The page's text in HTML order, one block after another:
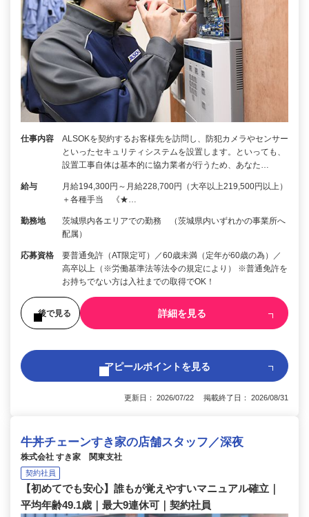
仕事内容
ALSOKを契約するお客様先を訪問し、防犯カメラやセンサー
といったセキュリティシステムを設置します。といっても、
設置工事自体は基本的に協力業者が行うため、あなた…
給与
月給194,300円～月給228,700円（大卒以上219,500円以上）
＋各種手当 《★…
勤務地
茨城県内各エリアでの勤務 （茨城県内いずれかの事業所へ
配属）
応募資格
要普通免許（AT限定可）／60歳未満（定年が60歳の為）／
高卒以上（※労働基準法等法令の規定により） ※普通免許を
お持ちでない方は入社までの取得でOK！
後で見る 詳細を見る
アピールポイントを見る
更新日： 2026/07/22 掲載終了日： 2026/08/31
牛丼チェーンすき家の店舗スタッフ／深夜
株式会社 すき家 関東支社
契約社員
【初めてでも安心】誰もが覚えやすいマニュアル確立｜
平均年齢49.1歳｜最大9連休可｜契約社員